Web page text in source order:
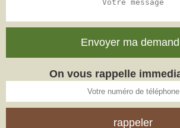
On vous rappelle